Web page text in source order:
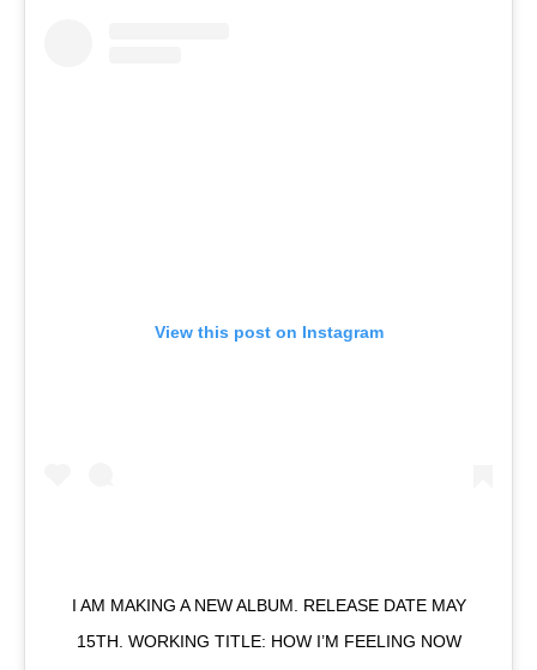
View this post on Instagram
I AM MAKING A NEW ALBUM. RELEASE DATE MAY
15TH. WORKING TITLE: HOW I’M FEELING NOW